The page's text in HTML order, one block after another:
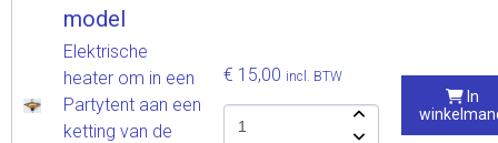
model
Elektrische
heater om in een
Partytent aan een
ketting van de
€ 15,00 incl. BTW
In